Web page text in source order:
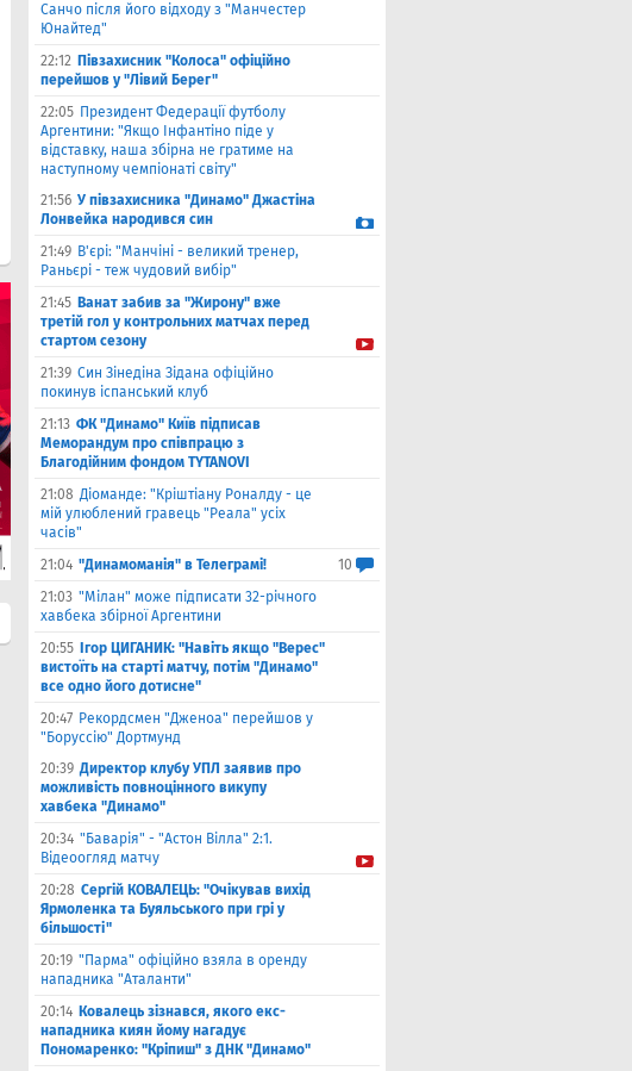
Санчо після його відходу з "Манчестер
Юнайтед"
22:12 Півзахисник "Колоса" офіційно
перейшов у "Лівий Берег"
22:05 Президент Федерації футболу
Аргентини: "Якщо Інфантіно піде у
відставку, наша збірна не гратиме на
наступному чемпіонаті світу"
21:56 У півзахисника "Динамо" Джастіна
Лонвейка народився син
21:49 В'єрі: "Манчіні - великий тренер,
Раньєрі - теж чудовий вибір"
21:45 Ванат забив за "Жирону" вже
третій гол у контрольних матчах перед
стартом сезону
21:39 Син Зінедіна Зідана офіційно
покинув іспанський клуб
21:13 ФК "Динамо" Київ підписав
Меморандум про співпрацю з
Благодійним фондом TYTANOVI
21:08 Діоманде: "Кріштіану Роналду - це
мій улюблений гравець "Реала" усіх
часів"
21:04 "Динамоманія" в Телеграмі!
10
21:03 "Мілан" може підписати 32-річного
хавбека збірної Аргентини
20:55
Ігор ЦИГАНИК: "Навіть якщо "Верес"
вистоїть на старті матчу, потім "Динамо"
все одно його дотисне"
20:47 Рекордсмен "Дженоа" перейшов у
"Боруссію" Дортмунд
20:39 Директор клубу УПЛ заявив про
можливість повноцінного викупу
хавбека "Динамо"
20:34 "Баварія" - "Астон Вілла" 2:1.
Відеоогляд матчу
20:28 Сергій КОВАЛЕЦЬ: "Очікував вихід
Ярмоленка та Буяльського при грі у
більшості"
20:19 "Парма" офіційно взяла в оренду
нападника "Аталанти"
20:14 Ковалець зізнався, якого екс-
нападника киян йому нагадує
Пономаренко: "Кріпиш" з ДНК "Динамо"